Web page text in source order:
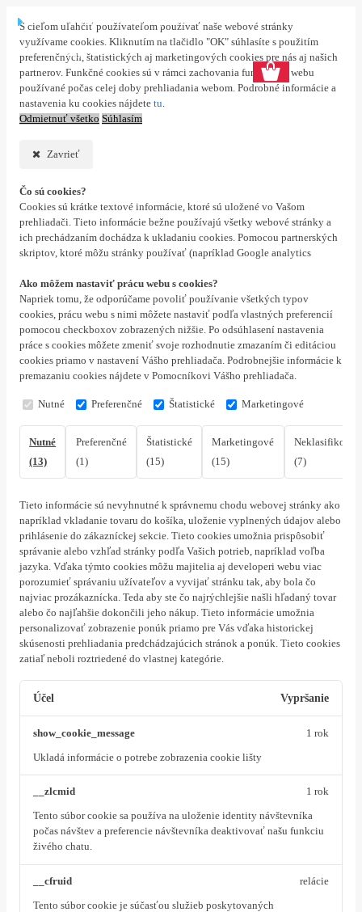
S cieľom uľahčiť používateľom používať naše webové stránky
využívame cookies. Kliknutím na tlačidlo "OK" súhlasíte s použitím
preferenčných, štatistických aj marketingových cookies pre nás aj našich
partnerov. Funkčné cookies sú v rámci zachovania funkčnosti webu
používané počas celej doby prehliadania webom. Podrobné informácie a
nastavenia ku cookies nájdete tu.
Odmietnuť všetko Súhlasím
Zavrieť
Čo sú cookies?
Cookies sú krátke textové informácie, ktoré sú uložené vo Vašom
prehliadači. Tieto informácie bežne používajú všetky webové stránky a
ich prechádzaním dochádza k ukladaniu cookies. Pomocou partnerských
skriptov, ktoré môžu stránky používať (napríklad Google analytics
Ako môžem nastaviť prácu webu s cookies?
Napriek tomu, že odporúčame povoliť používanie všetkých typov
cookies, prácu webu s nimi môžete nastaviť podľa vlastných preferencií
pomocou checkboxov zobrazených nižšie. Po odsúhlasení nastavenia
práce s cookies môžete zmeniť svoje rozhodnutie zmazaním či editáciou
cookies priamo v nastavení Vášho prehliadača. Podrobnejšie informácie k
premazaniu cookies nájdete v Pomocníkovi Vášho prehliadača.
Nutné Preferenčné Štatistické Marketingové
Nutné
(13)
Preferenčné
(1)
Štatistické
(15)
Marketingové
(15)
(7)
Tieto informácie sú nevyhnutné k správnemu chodu webovej stránky ako
napríklad vkladanie tovaru do košíka, uloženie vyplnených údajov alebo
prihlásenie do zákazníckej sekcie. Tieto cookies umožnia prispôsobiť
správanie alebo vzhľad stránky podľa Vašich potrieb, napríklad voľba
jazyka. Vďaka týmto cookies môžu majitelia aj developeri webu viac
porozumieť správaniu užívateľov a vyvijať stránku tak, aby bola čo
najviac prozákaznícka. Teda aby ste čo najrýchlejšie našli hľadaný tovar
alebo čo najľahšie dokončili jeho nákup. Tieto informácie umožnia
personalizovať zobrazenie ponúk priamo pre Vás vďaka historickej
skúsenosti prehliadania predchádzajúcich stránok a ponúk. Tieto cookies
zatiaľ neboli roztriedené do vlastnej kategórie.
Účel Vypršanie
show_cookie_message
Ukladá informácie o potrebe zobrazenia cookie lišty
1 rok
__zlcmid
Tento súbor cookie sa používa na uloženie identity návštevníka
počas návštev a preferencie návštevníka deaktivovať našu funkciu
živého chatu.
1 rok
__cfruid
Tento súbor cookie je súčasťou služieb poskytovaných
relácie
Prihlásenie Nová registrácia
0 ks